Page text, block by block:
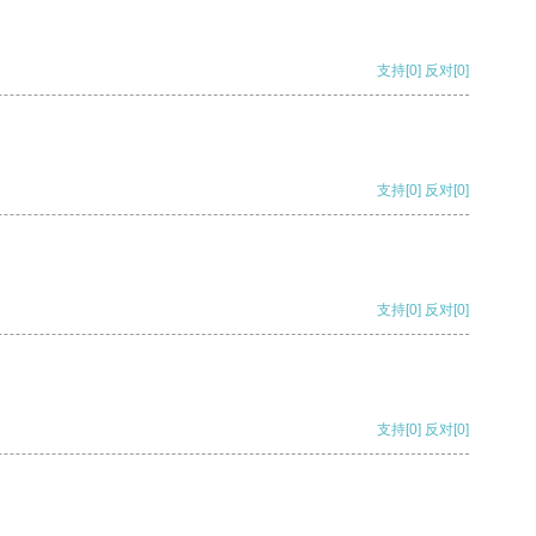
支持[0] 反对[0]
支持[0] 反对[0]
支持[0] 反对[0]
支持[0] 反对[0]